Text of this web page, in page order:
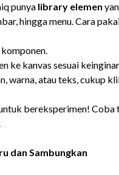
punya library elemen
hingga menu. Cara
ke kanvas sesuai
warna, atau teks, cukup
bereksperimen!
dan Sambungkan